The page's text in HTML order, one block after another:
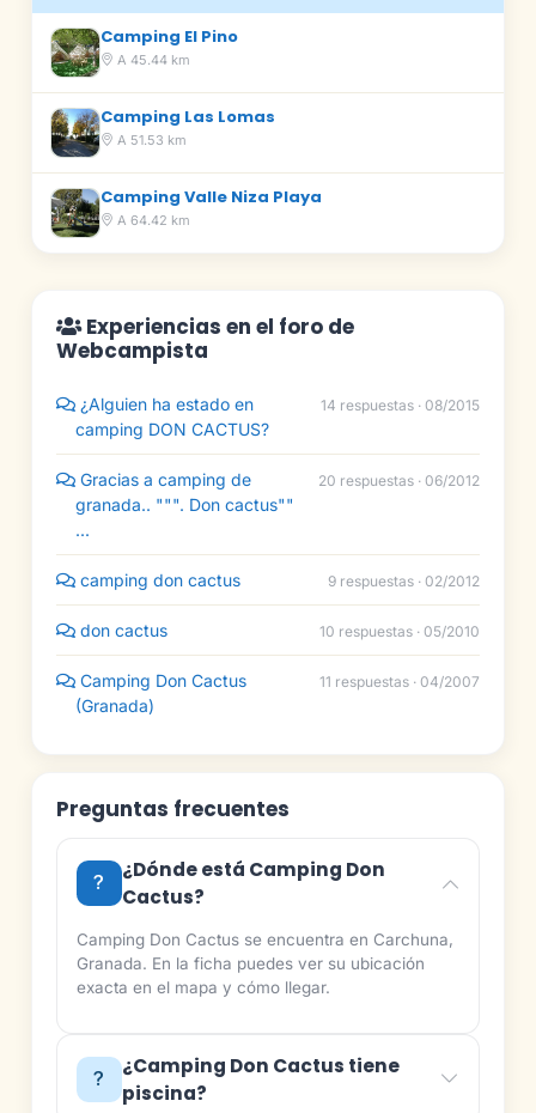
Camping El Pino
A 45.44 km
Camping Las Lomas
A 51.53 km
Camping Valle Niza Playa
A 64.42 km
Experiencias en el foro de
Webcampista
¿Alguien ha estado en
camping DON CACTUS?
14 respuestas · 08/2015
Gracias a camping de
granada.. """. Don cactus""
...
20 respuestas · 06/2012
camping don cactus 9 respuestas · 02/2012
don cactus 10 respuestas · 05/2010
Camping Don Cactus
(Granada)
11 respuestas · 04/2007
Preguntas frecuentes
¿Dónde está Camping Don
Cactus?
Camping Don Cactus se encuentra en Carchuna,
Granada. En la ficha puedes ver su ubicación
exacta en el mapa y cómo llegar.
¿Camping Don Cactus tiene
piscina?